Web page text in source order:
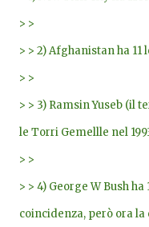
> >
> > 2) Afghanistan ha 11
> >
> > 3) Ramsin Yuseb (il
le Torri Gemellle nel
> >
> > 4) George W Bush
coincidenza, però ora